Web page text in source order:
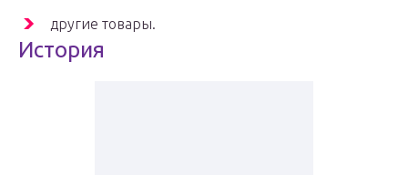
другие товары.
История